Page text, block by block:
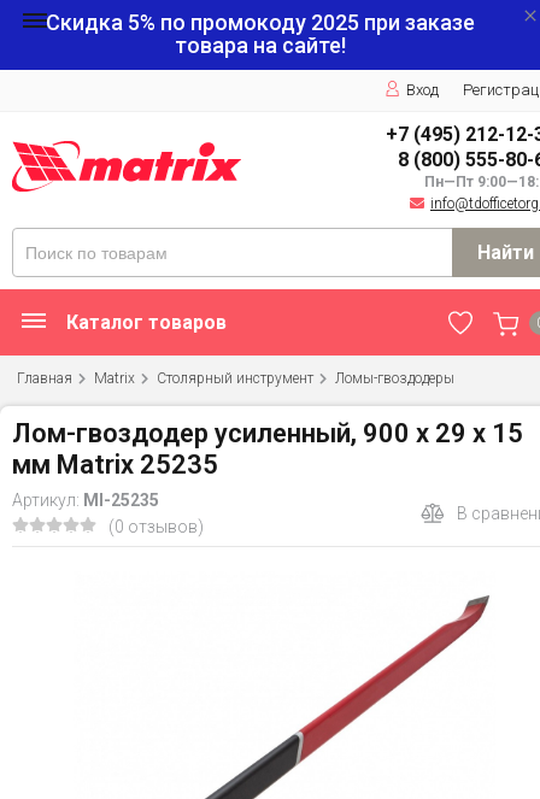
Скидка 5% по промокоду 2025 при заказе
товара на сайте!
Вход
+7 (495) 212-12-
8 (800) 555-80-
Пн—Пт
Найти
Каталог товаров
Главная Matrix Столярный инструмент Ломы-гвоздодеры
Лом-гвоздодер усиленный, 900 х 29 х 15
мм Matrix 25235
Артикул: MI-25235
(0 отзывов)
В